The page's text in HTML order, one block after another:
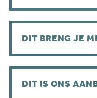
DIT BRENG JE
DIT IS ONS